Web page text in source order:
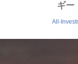
ギー
All-